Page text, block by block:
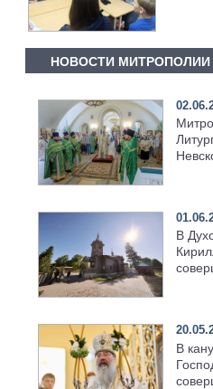
НОВОСТИ МИТРОПОЛИИ
В
В